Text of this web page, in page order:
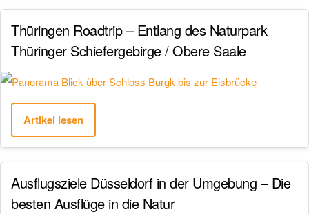
Thüringen Roadtrip – Entlang des Naturpark
Thüringer Schiefergebirge / Obere Saale
Artikel lesen
Ausflugsziele Düsseldorf in der Umgebung – Die
besten Ausflüge in die Natur